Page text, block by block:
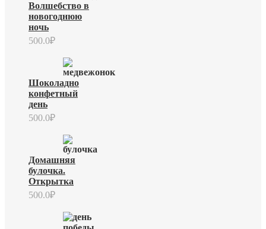
Волшебство в
новогоднюю
ночь
500.0₽
Шоколадно
конфетный
день
500.0₽
Домашняя
булочка.
Открытка
500.0₽